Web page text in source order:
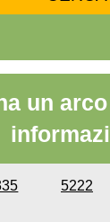
un
5222